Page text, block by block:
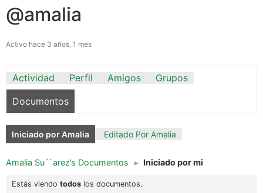
@amalia
Activo hace 3 años, 1 mes
Actividad Perfil Amigos
Grupos
Documentos
Iniciado por Amalia Editado Por Amalia
Amalia Su´`arez’s Documentos ▸ Iniciado por mi
Estás viendo todos los documentos.